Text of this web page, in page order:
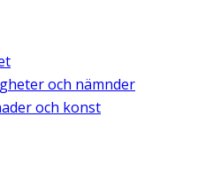
och nämnder
och konst